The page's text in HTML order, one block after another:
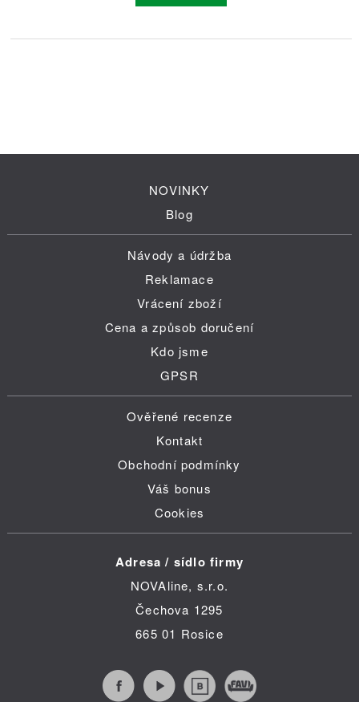
NOVINKY
Blog
Návody a údržba
Reklamace
Vrácení zboží
Cena a způsob doručení
Kdo jsme
GPSR
Ověřené recenze
Kontakt
Obchodní podmínky
Váš bonus
Cookies
Adresa / sídlo firmy
NOVAline, s.r.o.
Čechova 1295
665 01 Rosice